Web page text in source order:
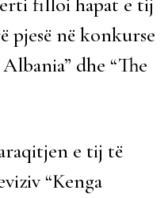
pjesë në konkurse
dhe “The
e tij të
“Kenga